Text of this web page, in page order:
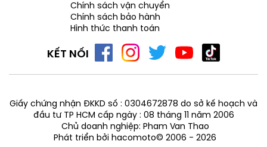
Chính sách vận chuyển
Chính sách bảo hành
Hình thức thanh toán
KẾT NỐI
Giấy chứng nhận ĐKKD số : 0304672878 do sở kế hoạch và
đầu tư TP HCM cấp ngày : 08 tháng 11 năm 2006
Chủ doanh nghiệp: Pham Van Thao
Phát triển bởi hacomoto© 2006 - 2026